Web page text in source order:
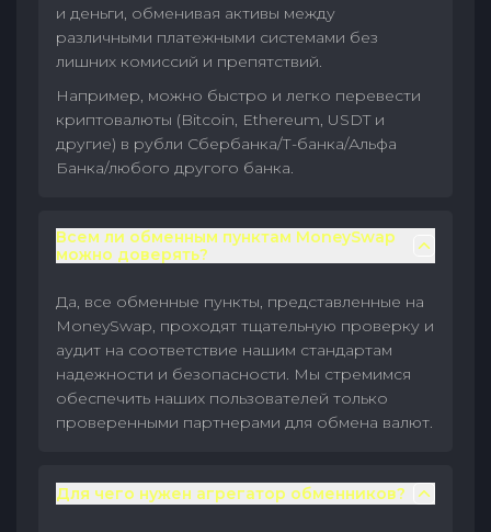
и деньги, обменивая активы между
различными платежными системами без
лишних комиссий и препятствий.
Например, можно быстро и легко перевести
криптовалюты (Bitcoin, Ethereum, USDT и
другие) в рубли Сбербанка/Т-банка/Альфа
Банка/любого другого банка.
Всем ли обменным пунктам MoneySwap
можно доверять?
Да, все обменные пункты, представленные на
MoneySwap, проходят тщательную проверку и
аудит на соответствие нашим стандартам
надежности и безопасности. Мы стремимся
обеспечить наших пользователей только
проверенными партнерами для обмена валют.
Для чего нужен агрегатор обменников?